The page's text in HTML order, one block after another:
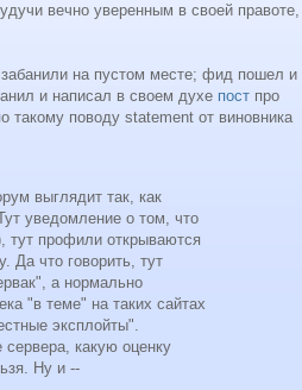
вечно уверенным в своей правоте,
на пустом месте; фид пошел и
и написал в своем духе пост про
такому поводу statement от виновника
выглядит так, как
уведомление о том, что
тут профили открываются
Да что говорить, тут
а нормально
"в теме" на таких сайтах
эксплойты".
сервера, какую оценку
Ну и --